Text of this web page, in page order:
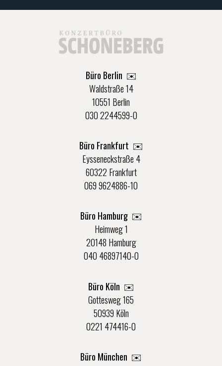
Büro Berlin ✉️
Waldstraße 14
10551 Berlin
030 2244599-0
Büro Frankfurt ✉️
Eysseneckstraße 4
60322 Frankfurt
069 9624886-10
Büro Hamburg ✉️
Heimweg 1
20148 Hamburg
040 46897140-0
Büro Köln ✉️
Gottesweg 165
50939 Köln
0221 474416-0
Büro München ✉️